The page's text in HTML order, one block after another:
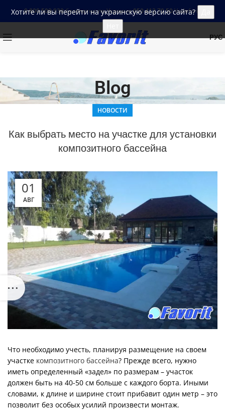
Хотите ли вы перейти на украинскую версию сайта?
0 800 509 930бесплатно по Украине‎050 412 70 50Vodafone
РУС
Blog
НОВОСТИ
Как выбрать место на участке для установки
композитного бассейна
01
АВГ
Что необходимо учесть, планируя размещение на своем
участке композитного бассейна? Прежде всего, нужно
иметь определенный «задел» по размерам – участок
должен быть на 40-50 см больше с каждого борта. Иными
словами, к длине и ширине стоит прибавит один метр – это
позволит без особых усилий произвести монтаж.